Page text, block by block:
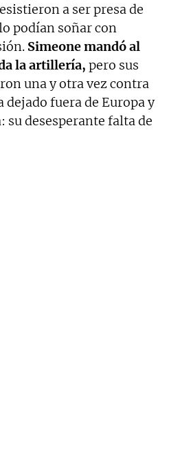
a ser presa de
podían soñar con
Simeone mandó al
la artillería, pero sus
una y otra vez contra
dejado fuera de Europa y
su desesperante falta de